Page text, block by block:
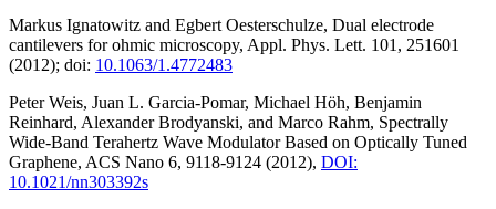
Markus Ignatowitz and Egbert Oesterschulze, Dual electrode
cantilevers for ohmic microscopy, Appl. Phys. Lett. 101, 251601
(2012); doi: 10.1063/1.4772483
Peter Weis, Juan L. Garcia-Pomar, Michael Höh, Benjamin
Reinhard, Alexander Brodyanski, and Marco Rahm, Spectrally
Wide-Band Terahertz Wave Modulator Based on Optically Tuned
Graphene, ACS Nano 6, 9118-9124 (2012), DOI:
10.1021/nn303392s